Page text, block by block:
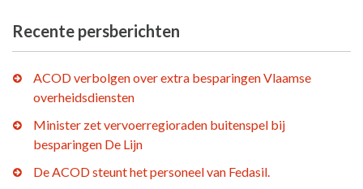
Recente persberichten
ACOD verbolgen over extra besparingen Vlaamse
overheidsdiensten
Minister zet vervoerregioraden buitenspel bij
besparingen De Lijn
De ACOD steunt het personeel van Fedasil.